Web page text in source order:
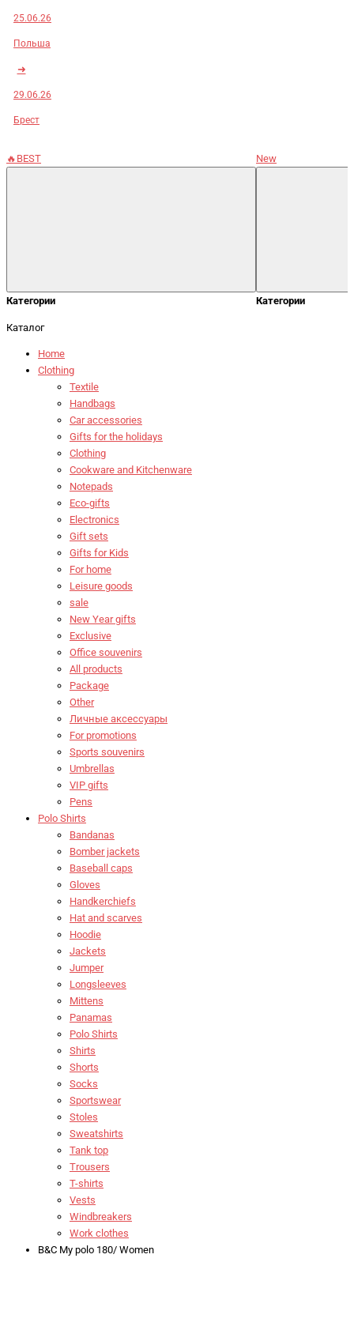
25.06.26
Польша
➜
29.06.26
Брест
🔥BEST
Категории
New
Категории
Каталог
Home
Clothing
Textile
Handbags
Car accessories
Gifts for the holidays
Clothing
Cookware and Kitchenware
Notepads
Eco-gifts
Electronics
Gift sets
Gifts for Kids
For home
Leisure goods
sale
New Year gifts
Exclusive
Office souvenirs
All products
Package
Other
Личные аксессуары
For promotions
Sports souvenirs
Umbrellas
VIP gifts
Pens
Polo Shirts
Bandanas
Bomber jackets
Baseball caps
Gloves
Handkerchiefs
Hat and scarves
Hoodie
Jackets
Jumper
Longsleeves
Mittens
Panamas
Polo Shirts
Shirts
Shorts
Socks
Sportswear
Stoles
Sweatshirts
Tank top
Trousers
T-shirts
Vests
Windbreakers
Work clothes
B&C My polo 180/ Women